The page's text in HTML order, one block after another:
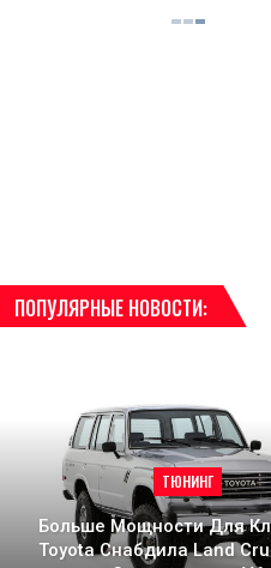
ПОПУЛЯРНЫЕ НОВОСТИ:
ТЮНИНГ
Больше Мощности Для
Toyota Снабдила Land